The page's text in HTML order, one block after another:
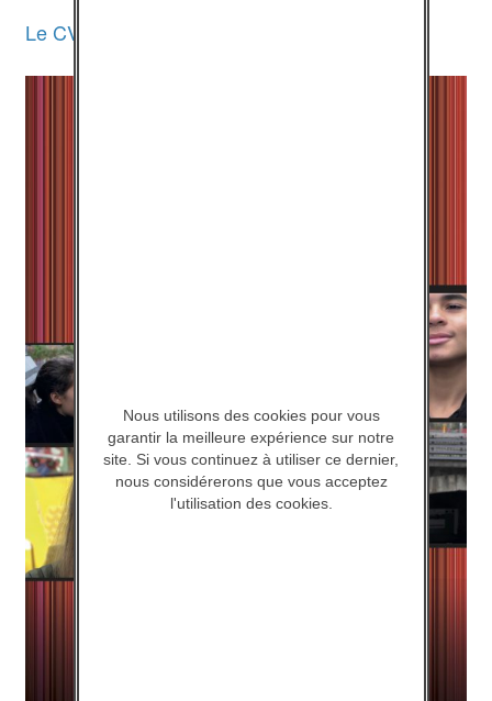
Nous utilisons des cookies pour vous
garantir la meilleure expérience sur notre
site. Si vous continuez à utiliser ce dernier,
nous considérerons que vous acceptez
l'utilisation des cookies.
Le CV de “je.tu.il…”